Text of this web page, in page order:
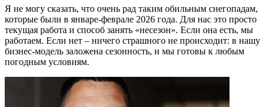
Я не могу сказать, что очень рад таким обильным снегопадам,
которые были в январе-феврале 2026 года. Для нас это просто
текущая работа и способ занять «несезон». Если она есть, мы
работаем. Если нет – ничего страшного не происходит: в нашу
бизнес-модель заложена сезонность, и мы готовы к любым
погодным условиям.